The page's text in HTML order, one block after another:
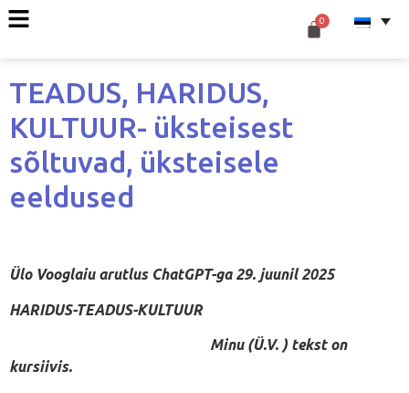
TEADUS, HARIDUS,
KULTUUR- üksteisest
sõltuvad, üksteisele
eeldused
Ülo Vooglaiu arutlus ChatGPT-ga 29. juunil 2025
HARIDUS-TEADUS-KULTUUR
Minu (Ü.V. ) tekst on
kursiivis.